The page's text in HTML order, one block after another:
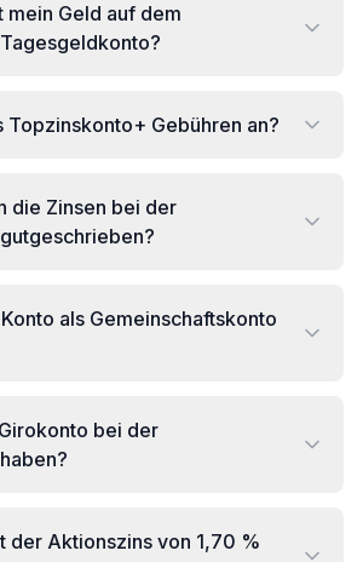
mein Geld auf dem
Topzinskonto+ Gebühren an?
die Zinsen bei der
als Gemeinschaftskonto
bei der
der Aktionszins von 1,70 %